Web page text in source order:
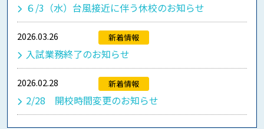
６/3（水）台風接近に伴う休校のお知らせ
2026.03.26 新着情報
入試業務終了のお知らせ
2026.02.28 新着情報
2/28 開校時間変更のお知らせ